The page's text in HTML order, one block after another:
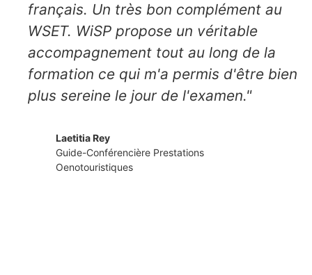
français. Un très bon complément au
WSET. WiSP propose un véritable
accompagnement tout au long de la
formation ce qui m'a permis d'être bien
plus sereine le jour de l'examen."
Laetitia Rey
Guide-Conférencière Prestations
Oenotouristiques